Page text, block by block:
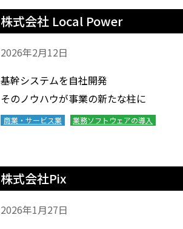
株式会社 Local Power
2026年2月12日
基幹システムを自社開発
そのノウハウが事業の新たな柱に
商業・サービス業 業務ソフトウェアの導入
株式会社Pix
2026年1月27日